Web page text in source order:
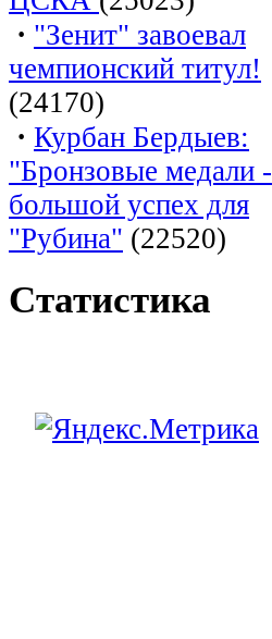
· "Зенит" завоевал
чемпионский титул!
(24170)
· Курбан Бердыев:
"Бронзовые медали -
большой успех для
"Рубина" (22520)
Статистика